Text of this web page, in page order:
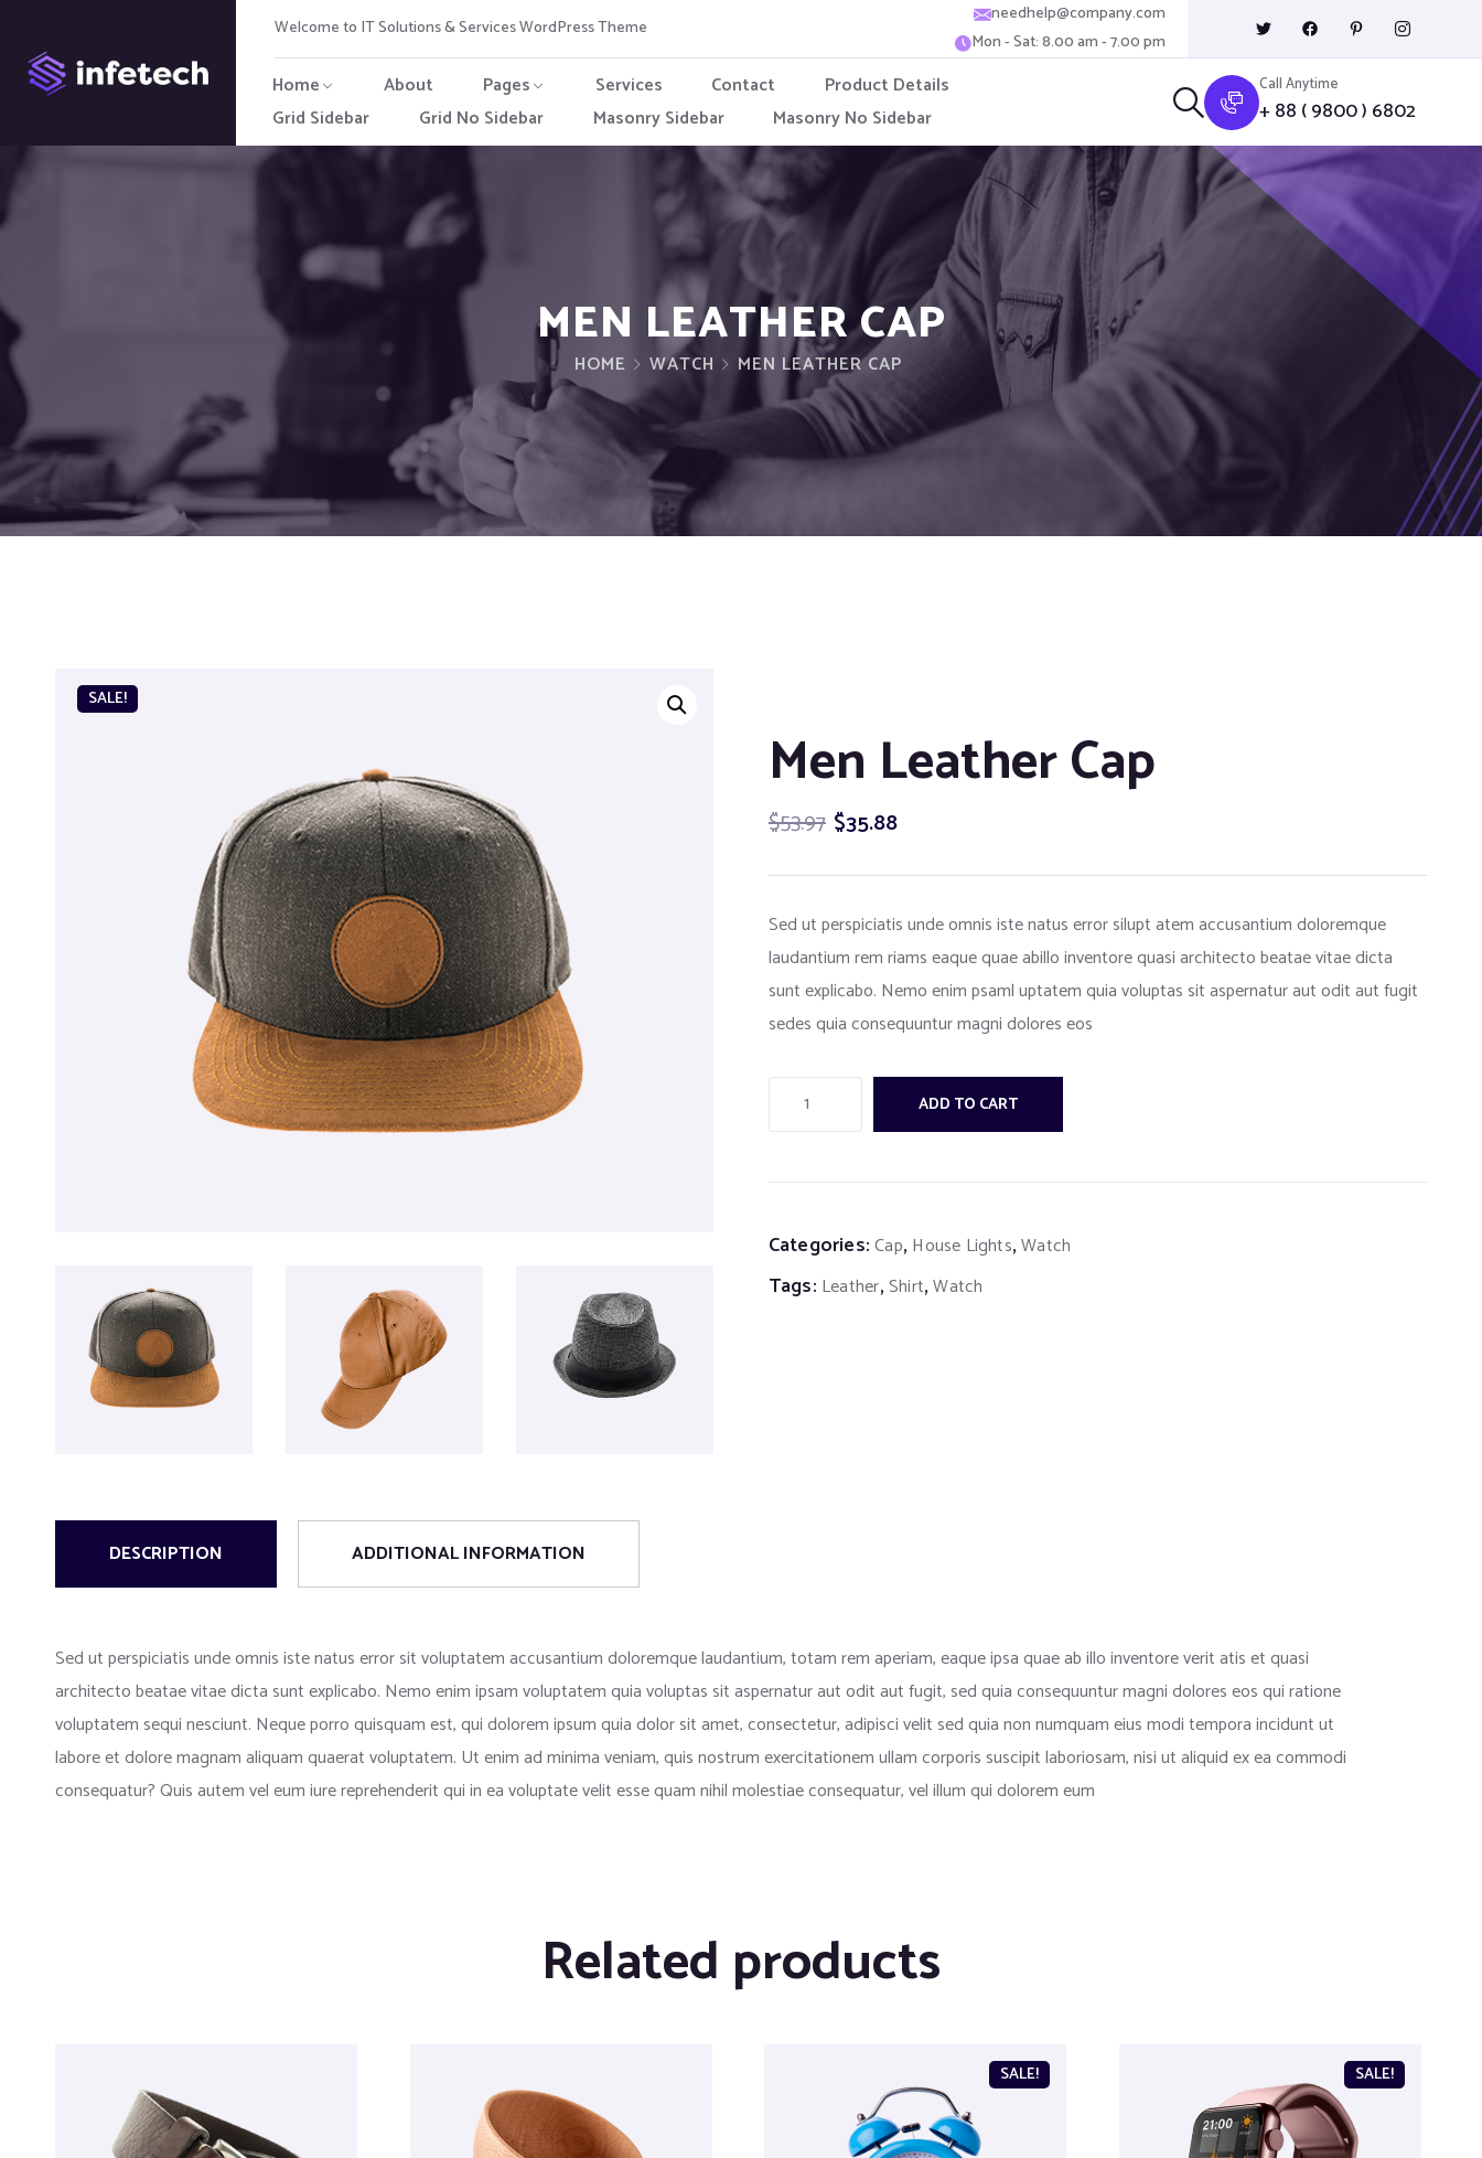
Welcome to IT Solutions & Services WordPress Theme
needhelp@company.com
Mon - Sat: 8.00 am - 7.00 pm
Home About Pages Services Contact
Product Details
Grid Sidebar
Grid No Sidebar Masonry Sidebar Masonry No Sidebar
Call Anytime
+ 88 ( 9800 ) 6802
MEN LEATHER CAP
HOME WATCH MEN LEATHER CAP
SALE!
Men Leather Cap
$53.97 $35.88
Sed ut perspiciatis unde omnis iste natus error silupt atem accusantium doloremque
laudantium rem riams eaque quae abillo inventore quasi architecto beatae vitae dicta
sunt explicabo. Nemo enim psaml uptatem quia voluptas sit aspernatur aut odit aut fugit
sedes quia consequuntur magni dolores eos
ADD TO CART
Categories:Cap, House Lights,Watch
Tags: Leather,Shirt,Watch
DESCRIPTION ADDITIONAL INFORMATION
Sed ut perspiciatis unde omnis iste natus error sit voluptatem accusantium doloremque laudantium, totam rem aperiam, eaque ipsa quae ab illo inventore verit atis et quasi
architecto beatae vitae dicta sunt explicabo. Nemo enim ipsam voluptatem quia voluptas sit aspernatur aut odit aut fugit, sed quia consequuntur magni dolores eos qui ratione
voluptatem sequi nesciunt. Neque porro quisquam est, qui dolorem ipsum quia dolor sit amet, consectetur, adipisci velit sed quia non numquam eius modi tempora incidunt ut
labore et dolore magnam aliquam quaerat voluptatem. Ut enim ad minima veniam, quis nostrum exercitationem ullam corporis suscipit laboriosam, nisi ut aliquid ex ea commodi
consequatur? Quis autem vel eum iure reprehenderit qui in ea voluptate velit esse quam nihil molestiae consequatur, vel illum qui dolorem eum
Related products
SALE! SALE!